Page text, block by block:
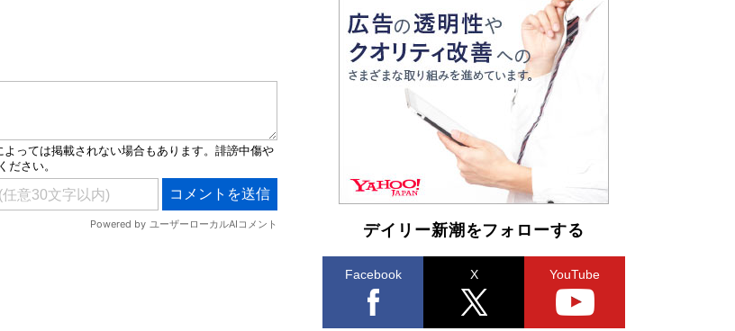
「宇宙兄弟」最終46巻がベストセラー1位 宇宙
開発への関心を押し上げた18年の物語に幕 特装
版には「宇宙で描かれたマンガ」も収録
Book Bang
「不意に涙が出そうに…」高嶋政伸が明かし
た“13歳の娘を暴行する役”への葛藤 インティマ
シーコーディネーターに支えられたNHK『大奥』
Book Bang
デイリー新潮をフォローする
Facebook X YouTube